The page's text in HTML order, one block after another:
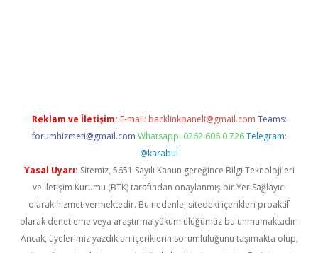
Reklam ve İletişim: E-mail: backlinkpaneli@gmail.com Teams:
forumhizmeti@gmail.com Whatsapp: 0262 606 0 726 Telegram:
@karabul
Yasal Uyarı: Sitemiz, 5651 Sayılı Kanun gereğince Bilgi Teknolojileri
ve İletişim Kurumu (BTK) tarafından onaylanmış bir Yer Sağlayıcı
olarak hizmet vermektedir. Bu nedenle, sitedeki içerikleri proaktif
olarak denetleme veya araştırma yükümlülüğümüz bulunmamaktadır.
Ancak, üyelerimiz yazdıkları içeriklerin sorumluluğunu taşımakta olup,